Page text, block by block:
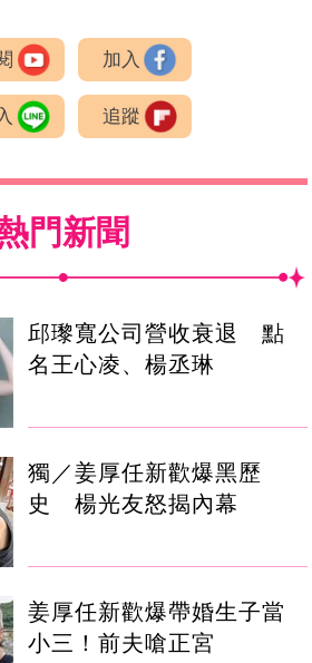
加入
追蹤
門新聞
邱瓈寬公司營收衰退 點
名王心凌、楊丞琳
獨／姜厚任新歡爆黑歷
史 楊光友怒揭內幕
姜厚任新歡爆帶婚生子當
小三！前夫嗆正宮